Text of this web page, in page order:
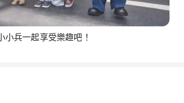
小兵一起享受樂趣吧！